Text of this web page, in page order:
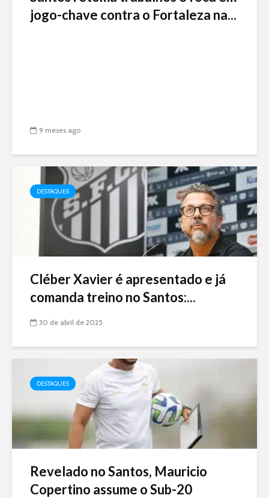
jogo-chave contra o Fortaleza na...
9 meses ago
DESTAQUES
Cléber Xavier é apresentado e já
comanda treino no Santos:...
30 de abril de 2025
DESTAQUES
Revelado no Santos, Mauricio
Copertino assume o Sub-20